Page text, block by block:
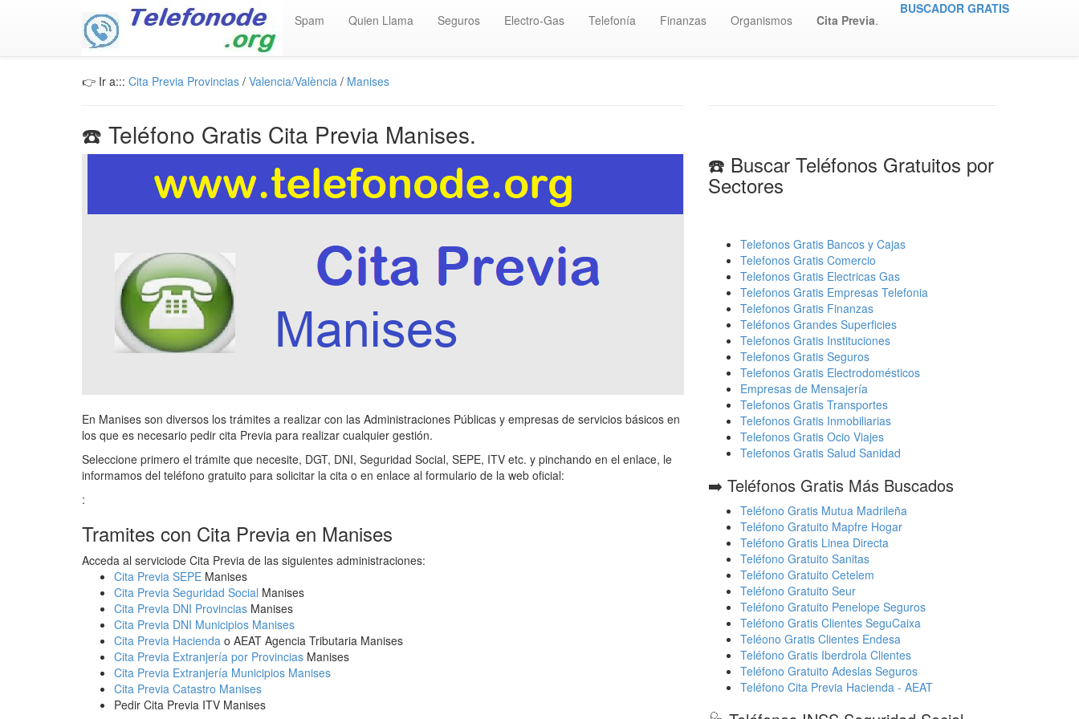
Spam Quien Llama Seguros Electro-Gas Telefonía Finanzas Organismos Cita Previa.
BUSCADOR GRATIS
👉 Ir a::: Cita Previa Provincias / Valencia/València / Manises
☎️ Teléfono Gratis Cita Previa Manises.
En Manises son diversos los trámites a realizar con las Administraciones Públicas y empresas de servicios básicos en
los que es necesario pedir cita Previa para realizar cualquier gestión.
Seleccione primero el trámite que necesite, DGT, DNI, Seguridad Social, SEPE, ITV etc. y pinchando en el enlace, le
informamos del teléfono gratuito para solicitar la cita o en enlace al formulario de la web oficial:
:
Tramites con Cita Previa en Manises
Acceda al serviciode Cita Previa de las siguientes administraciones:
Cita Previa SEPE Manises
Cita Previa Seguridad Social Manises
Cita Previa DNI Provincias Manises
Cita Previa DNI Municipios Manises
Cita Previa Hacienda o AEAT Agencia Tributaria Manises
Cita Previa Extranjería por Provincias Manises
Cita Previa Extranjería Municipios Manises
Cita Previa Catastro Manises
Pedir Cita Previa ITV Manises
☎️ Buscar Teléfonos Gratuitos por
Sectores
Telefonos Gratis Bancos y Cajas
Telefonos Gratis Comercio
Telefonos Gratis Electricas Gas
Telefonos Gratis Empresas Telefonia
Telefonos Gratis Finanzas
Teléfonos Grandes Superficies
Telefonos Gratis Instituciones
Telefonos Gratis Seguros
Telefonos Gratis Electrodomésticos
Empresas de Mensajería
Telefonos Gratis Transportes
Telefonos Gratis Inmobiliarias
Telefonos Gratis Ocio Viajes
Telefonos Gratis Salud Sanidad
➡️ Teléfonos Gratis Más Buscados
Teléfono Gratis Mutua Madrileña
Teléfono Gratuito Mapfre Hogar
Teléfono Gratis Linea Directa
Teléfono Gratuito Sanitas
Teléfono Gratuito Cetelem
Teléfono Gratuito Seur
Teléfono Gratuito Penelope Seguros
Teléfono Gratis Clientes SeguCaixa
Teléono Gratis Clientes Endesa
Teléfono Gratis Iberdrola Clientes
Teléfono Gratuito Adeslas Seguros
Teléfono Cita Previa Hacienda - AEAT